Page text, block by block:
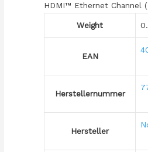
HDMI™ Ethernet Channel
Weight
EAN
Herstellernummer
Hersteller